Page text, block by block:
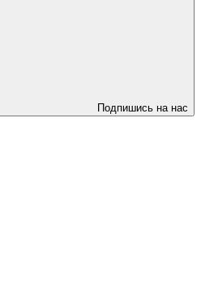
Подпишись на нас